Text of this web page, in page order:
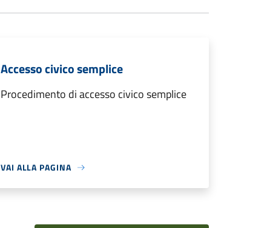
Accesso civico semplice
Procedimento di accesso civico semplice
VAI ALLA PAGINA